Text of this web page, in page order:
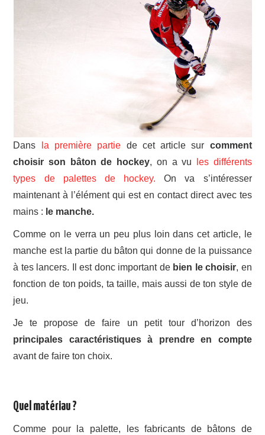
Dans la première partie de cet article sur comment
choisir son bâton de hockey, on a vu
les différents
types de palettes de hockey. On va s’intéresser
maintenant à l’élément qui est en contact direct avec tes
mains : le manche.
Comme on le verra un peu plus loin dans cet article, le
manche est la partie du bâton qui donne de la puissance
à tes lancers. Il est donc important de bien le choisir, en
fonction de ton poids, ta taille, mais aussi de ton style de
jeu.
Je te propose de faire un petit tour d’horizon des
principales caractéristiques à prendre en compte
avant de faire ton choix.
Quel matériau ?
Comme pour la palette, les fabricants de bâtons de